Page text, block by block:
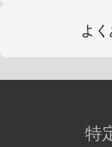
よ
特